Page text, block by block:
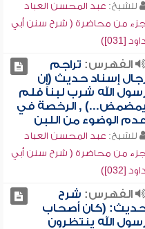
للشيخ: عبد المحسن العباد
جزء من محاضرة ( شرح سنن أبي
داود [031])
الفهرس: تراجم
إسناد حديث (إن
الله شرب لبناً فلم
يمضمض...) , الرخصة في
عدم الوضوء من اللبن
للشيخ: عبد المحسن العباد
جزء من محاضرة ( شرح سنن أبي
داود [032])
الفهرس: شرح
(كان أصحاب
الله ينتظرون